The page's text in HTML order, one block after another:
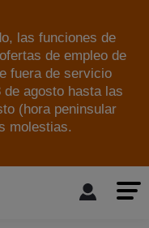
las funciones de
de empleo de
fuera de servicio
agosto hasta las
(hora peninsular
molestias.